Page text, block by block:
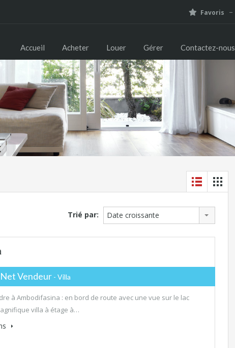
Favoris
Accueil Acheter Louer Gérer Contactez-nous
Trié par: Date croissante
Vendeur - Villa
à Ambodifasina : en bord de route avec une vue sur le lac
villa à étage à…